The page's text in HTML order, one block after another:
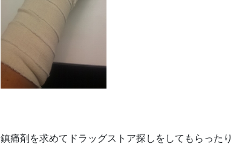
鎮痛剤を求めてドラッグストア探しをしてもらったり